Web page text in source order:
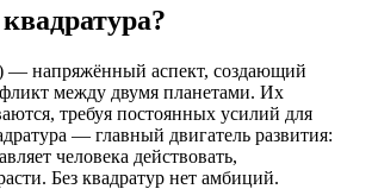
— напряжённый аспект, создающий
между двумя планетами. Их
требуя постоянных усилий для
— главный двигатель развития:
человека действовать,
Без квадратур нет амбиций.